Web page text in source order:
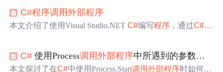
践。C#程序调用外部程序
本文介绍了使用Visual Studio.NETC#编写程序 ，通过C#调
行时间的打印、程序退出处理等内容。
C# 使用Process调用外部程序中所遇到的参数问题
本文探讨了在C#中使用Process.Start调用外部程序时如何正